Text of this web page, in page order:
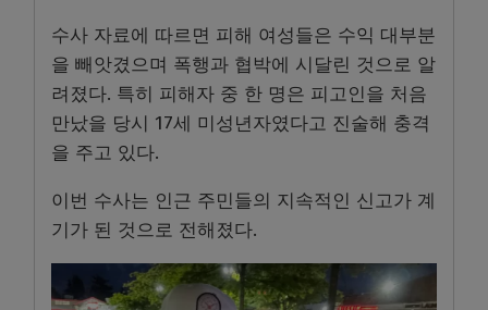
수사 자료에 따르면 피해 여성들은 수익 대부분
을 빼앗겼으며 폭행과 협박에 시달린 것으로 알
려졌다. 특히 피해자 중 한 명은 피고인을 처음
만났을 당시 17세 미성년자였다고 진술해 충격
을 주고 있다.
이번 수사는 인근 주민들의 지속적인 신고가 계
기가 된 것으로 전해졌다.